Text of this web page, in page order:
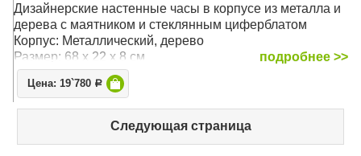
Дизайнерские настенные часы в корпусе из металла и
дерева с маятником и стеклянным циферблатом
Корпус: Металлический, дерево
Размер: 68 х 22 х 8 см
подробнее >>
Цена: 19`780 Р
Следующая страница